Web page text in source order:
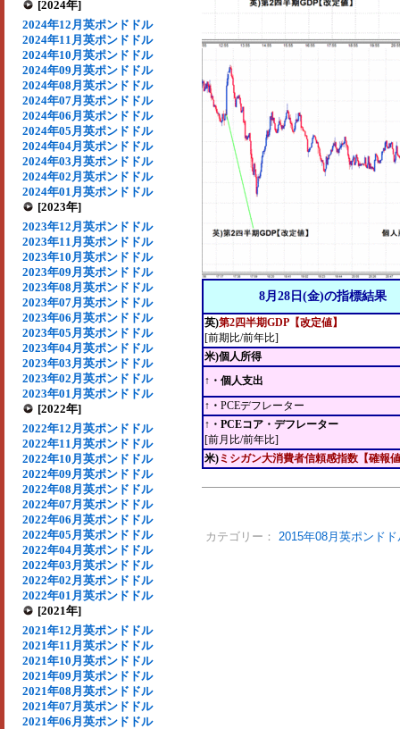
[2024年]
2024年12月英ポンドドル
2024年11月英ポンドドル
2024年10月英ポンドドル
2024年09月英ポンドドル
2024年08月英ポンドドル
2024年07月英ポンドドル
2024年06月英ポンドドル
2024年05月英ポンドドル
2024年04月英ポンドドル
2024年03月英ポンドドル
2024年02月英ポンドドル
2024年01月英ポンドドル
[2023年]
2023年12月英ポンドドル
2023年11月英ポンドドル
2023年10月英ポンドドル
2023年09月英ポンドドル
2023年08月英ポンドドル
2023年07月英ポンドドル
2023年06月英ポンドドル
2023年05月英ポンドドル
2023年04月英ポンドドル
2023年03月英ポンドドル
2023年02月英ポンドドル
2023年01月英ポンドドル
[2022年]
2022年12月英ポンドドル
2022年11月英ポンドドル
2022年10月英ポンドドル
2022年09月英ポンドドル
2022年08月英ポンドドル
2022年07月英ポンドドル
2022年06月英ポンドドル
2022年05月英ポンドドル
2022年04月英ポンドドル
2022年03月英ポンドドル
2022年02月英ポンドドル
2022年01月英ポンドドル
[2021年]
2021年12月英ポンドドル
2021年11月英ポンドドル
2021年10月英ポンドドル
2021年09月英ポンドドル
2021年08月英ポンドドル
2021年07月英ポンドドル
2021年06月英ポンドドル
8月28日(金)の指標結果
英)第2四半期GDP【改定値】
[前期比/前年比]
米)個人所得
↑・個人支出
↑・ PCEデフレーター
↑・PCEコア・デフレーター
[前月比/前年比]
米) ミシガン大消費者信頼感指数【確報
カテゴリー： 2015年08月英ポンドド